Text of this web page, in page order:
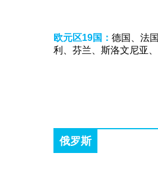
欧元区19国： 德国、法
利、芬兰、斯洛文尼亚
俄罗斯